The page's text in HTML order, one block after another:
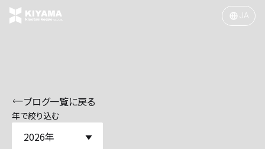
ブログ一覧に戻る
年で絞り込む
2026年